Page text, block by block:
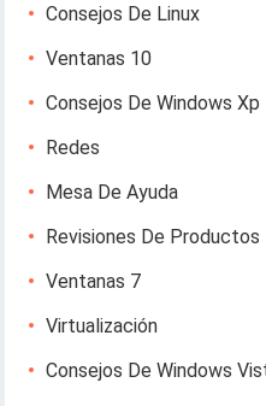
Consejos De Linux
Ventanas 10
Consejos De Windows Xp
Redes
Mesa De Ayuda
Revisiones De Productos
Ventanas 7
Virtualización
Consejos De Windows